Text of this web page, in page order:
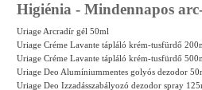
Higiénia - Mindennapos
Uriage Arcradír gél 50ml
Uriage Créme Lavante tápláló krém-tusfürdő
Uriage Créme Lavante tápláló krém-tusfürdő
Uriage Deo Alumíniummentes golyós dezodor
Uriage Deo Izzadásszabályozó dezodor spray